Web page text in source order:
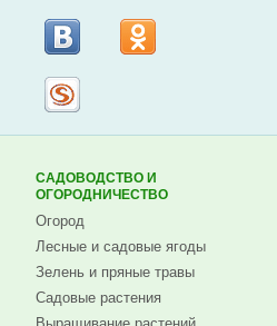
САДОВОДСТВО И
ОГОРОДНИЧЕСТВО
Огород
Лесные и садовые ягоды
Зелень и пряные травы
Садовые растения